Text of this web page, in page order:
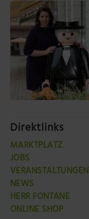
Direktlinks
MARKTPLATZ
JOBS
VERANSTALTUNGEN
NEWS
HERR FONTANE
ONLINE SHOP